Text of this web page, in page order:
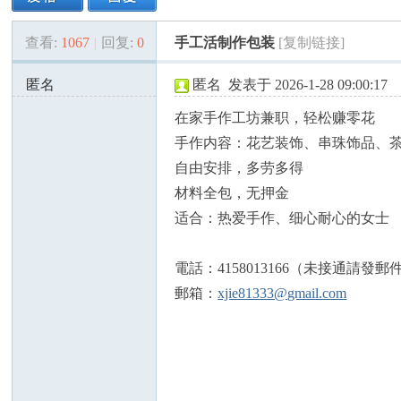
美» › ›
查看: 1067 | 回复: 0 手工活制作包装 [复制链接]
匿名
匿名 发表于 2026-1-28 09:00:17
在家手作工坊兼职，轻松赚零花
手作内容：花艺装饰、串珠饰品、
自由安排，多劳多得
材料全包，无押金
适合：热爱手作、细心耐心的女士
電話：4158013166（未接通請發郵件
郵箱：xjie81333@gmail.com